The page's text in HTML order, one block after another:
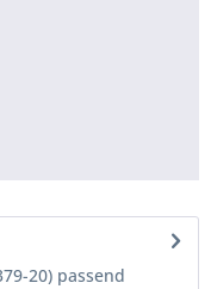
20) passend